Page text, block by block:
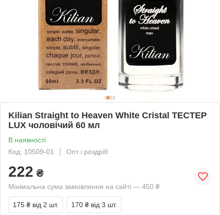
Kilian Straight to Heaven White Cristal ТЕСТЕР
LUX чоловічий 60 мл
В наявності
Код: 10509-01
Опт і роздріб
222 ₴
Мінімальна сума замовлення на сайті — 450 ₴
175 ₴ від 2 шт. 170 ₴ від 3 шт.